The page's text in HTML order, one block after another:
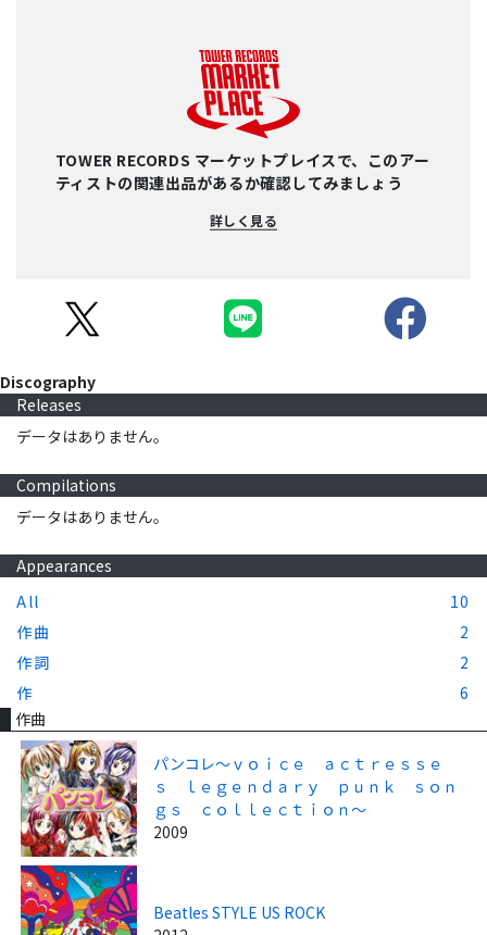
TOWER RECORDS マーケットプレイスで、このアー
ティストの関連出品があるか確認してみましょう
詳しく見る
Discography
Releases
データはありません。
Compilations
データはありません。
Appearances
All
10
作曲
2
作詞
2
作
6
作曲
パンコレ～ｖｏｉｃｅ ａｃｔｒｅｓｓｅ
ｓ ｌｅｇｅｎｄａｒｙ ｐｕｎｋ ｓｏｎ
ｇｓ ｃｏｌｌｅｃｔｉｏｎ～
2009
Beatles STYLE US ROCK